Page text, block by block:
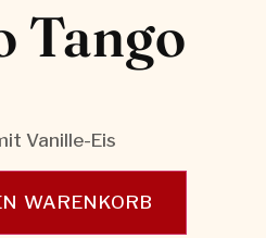
Tango
Vanille-Eis
WARENKORB